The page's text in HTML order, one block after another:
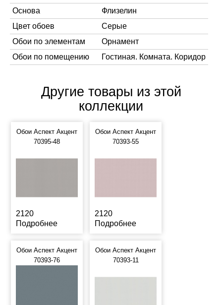
Основа
Флизелин
Цвет обоев
Серые
Обои по элементам
Орнамент
Обои по помещению
Гостиная. Комната. Коридор
Другие товары из этой
коллекции
Обои Аспект Акцент
70395-48
2120
Подробнее
Обои Аспект Акцент
70393-55
2120
Подробнее
Обои Аспект Акцент
70393-76
Обои Аспект Акцент
70393-11